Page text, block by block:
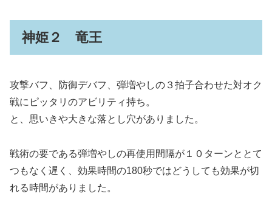
神姫２ 竜王
攻撃バフ、防御デバフ、弾増やしの３拍子合わせた対オク
戦にピッタリのアビリティ持ち。
と、思いきや大きな落とし穴がありました。
戦術の要である弾増やしの再使用間隔が１０ターンととて
つもなく遅く、効果時間の180秒ではどうしても効果が切
れる時間がありました。